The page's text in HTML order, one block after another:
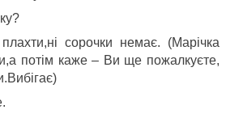
сорочки немає. (Марічка
потім каже – Ви ще пожалкуєте,